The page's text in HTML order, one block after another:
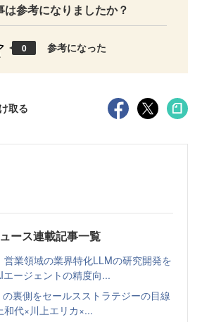
は参考になりましたか？
0 参考になった
取る
ース連載記事一覧
営業領域の業界特化LLMの研究開発を
ージェントの精度向...
の裏側をセールスストラテジーの目線
和代×川上エリカ×...